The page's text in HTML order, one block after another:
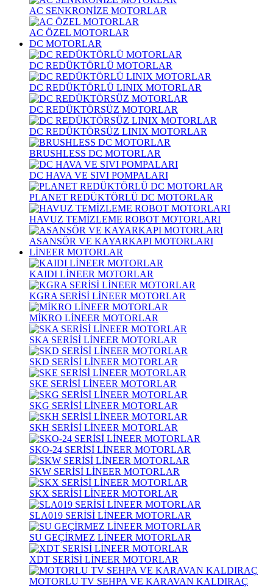
AC SENKRONİZE MOTORLAR
AC ÖZEL MOTORLAR
DC MOTORLAR
DC REDÜKTÖRLÜ MOTORLAR
DC REDÜKTÖRLÜ LINIX MOTORLAR
DC REDÜKTÖRSÜZ MOTORLAR
DC REDÜKTÖRSÜZ LINIX MOTORLAR
BRUSHLESS DC MOTORLAR
DC HAVA VE SIVI POMPALARI
PLANET REDÜKTÖRLÜ DC MOTORLAR
HAVUZ TEMİZLEME ROBOT MOTORLARI
ASANSÖR VE KAYARKAPI MOTORLARI
LİNEER MOTORLAR
KAIDI LİNEER MOTORLAR
KGRA SERİSİ LİNEER MOTORLAR
MİKRO LİNEER MOTORLAR
SKA SERİSİ LİNEER MOTORLAR
SKD SERİSİ LİNEER MOTORLAR
SKE SERİSİ LİNEER MOTORLAR
SKG SERİSİ LİNEER MOTORLAR
SKH SERİSİ LİNEER MOTORLAR
SKO-24 SERİSİ LİNEER MOTORLAR
SKW SERİSİ LİNEER MOTORLAR
SKX SERİSİ LİNEER MOTORLAR
SLA019 SERİSİ LİNEER MOTORLAR
SU GEÇİRMEZ LİNEER MOTORLAR
XDT SERİSİ LİNEER MOTORLAR
MOTORLU TV SEHPA VE KARAVAN KALDIRAÇ